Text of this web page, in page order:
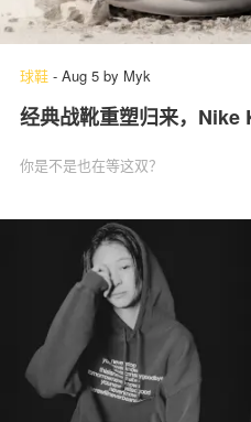
球鞋 - Aug 5 by Myk
经典战靴重塑归来，
你是不是也在等这双？